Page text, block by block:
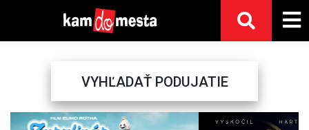
VYHĽADAŤ PODUJATIE